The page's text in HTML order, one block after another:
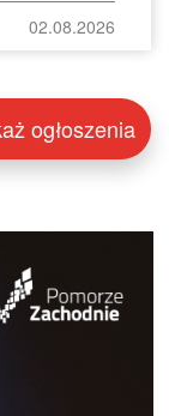
02.08.2026
ogłoszenia